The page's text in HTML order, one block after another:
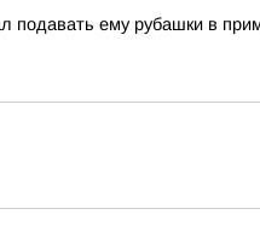
подавать ему рубашки в